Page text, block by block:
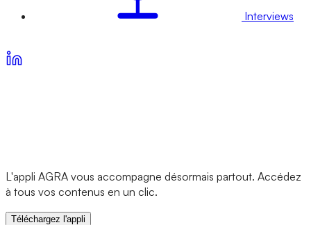
Interviews
L'appli AGRA vous accompagne désormais partout. Accédez
à tous vos contenus en un clic.
Téléchargez l'appli